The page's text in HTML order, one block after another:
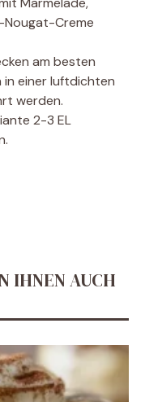
Nougat-Creme
am besten
in einer luftdichten
werden.
2-3 EL
IHNEN AUCH